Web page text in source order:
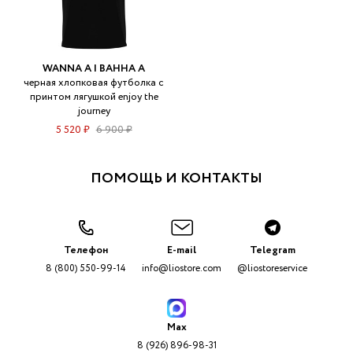
WANNA A | ВАННА А
черная хлопковая футболка с
принтом лягушкой enjoy the
journey
5 520 ₽ 6 900 ₽
ПОМОЩЬ И КОНТАКТЫ
Телефон
8 (800) 550-99-14
E-mail
info@liostore.com
Telegram
@liostoreservice
Max
8 (926) 896-98-31